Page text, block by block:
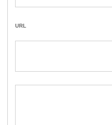
URL